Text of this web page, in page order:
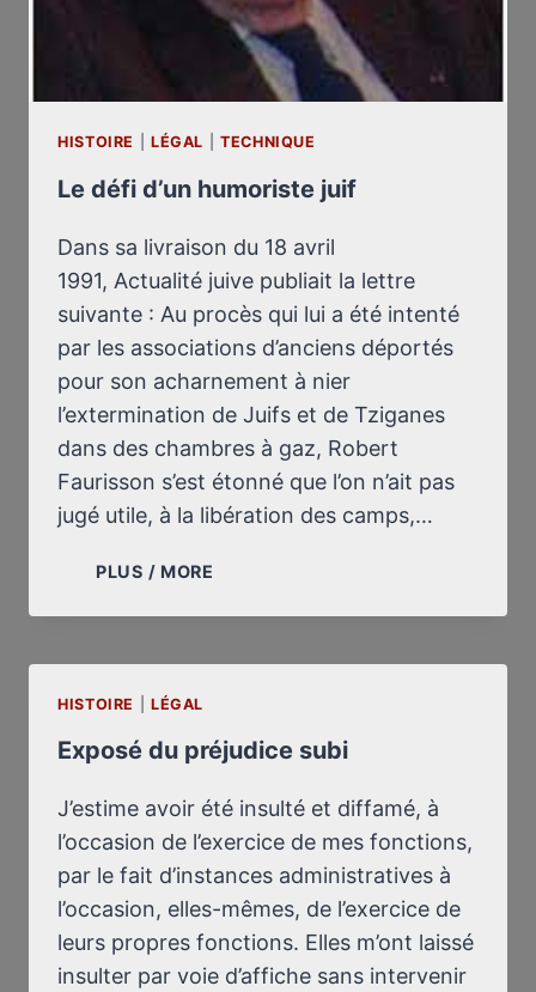
HISTOIRE LÉGAL TECHNIQUE
Le défi d’un humoriste juif
Dans sa livraison du 18 avril
1991, Actualité juive publiait la lettre
suivante : Au procès qui lui a été intenté
par les associations d’anciens déportés
pour son acharnement à nier
l’extermination de Juifs et de Tziganes
dans des chambres à gaz, Robert
Faurisson s’est étonné que l’on n’ait pas
jugé utile, à la libération des camps,…
PLUS / MORE
D’UN
HISTOIRE LÉGAL
Exposé du préjudice subi
J’estime avoir été insulté et diffamé, à
l’occasion de l’exercice de mes fonctions,
par le fait d’instances administratives à
l’occasion, elles-mêmes, de l’exercice de
leurs propres fonctions. Elles m’ont laissé
insulter par voie d’affiche sans intervenir